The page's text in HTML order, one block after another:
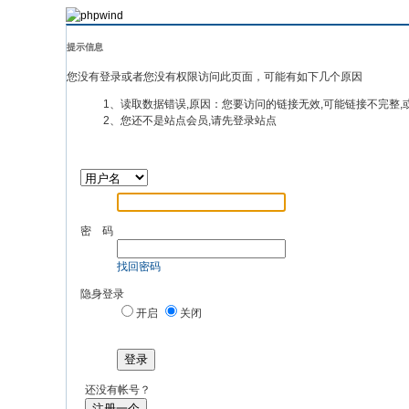
提示信息
您没有登录或者您没有权限访问此页面，可能有如下几个原因
1、读取数据错误,原因：您要访问的链接无效,可能链接不完整,
2、您还不是站点会员,请先登录站点
密 码
找回密码
隐身登录
开启
关闭
登录
还没有帐号？